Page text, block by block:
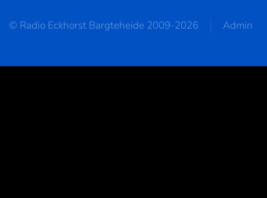
© Radio Eckhorst Bargteheide 2009-2026 Admin